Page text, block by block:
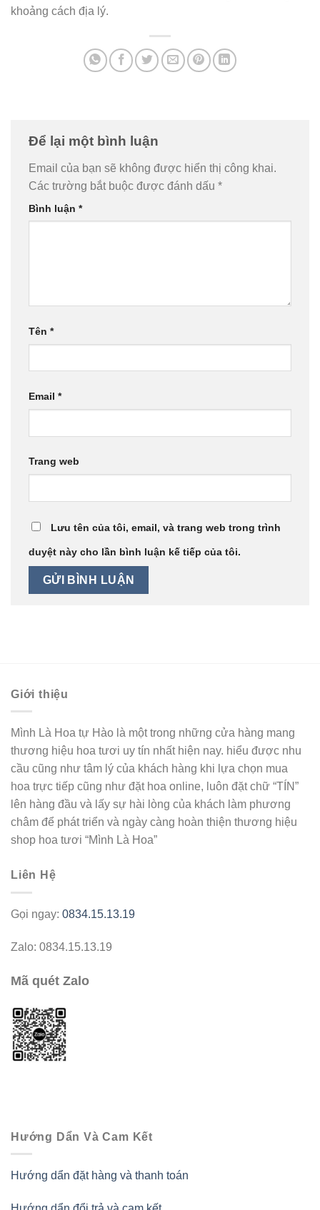
khoảng cách địa lý.
Để lại một bình luận
Email của bạn sẽ không được hiển thị công khai.
Các trường bắt buộc được đánh dấu *
Bình luận *
Tên *
Email *
Trang web
Lưu tên của tôi, email, và trang web trong trình
duyệt này cho lần bình luận kế tiếp của tôi.
Giới thiệu
Mình Là Hoa tự Hào là một trong những cửa hàng mang
thương hiệu hoa tươi uy tín nhất hiện nay. hiểu được nhu
cầu cũng như tâm lý của khách hàng khi lựa chọn mua
hoa trực tiếp cũng như đặt hoa online, luôn đặt chữ “TÍN”
lên hàng đầu và lấy sự hài lòng của khách làm phương
châm để phát triển và ngày càng hoàn thiện thương hiệu
shop hoa tươi “Mình Là Hoa”
Liên Hệ
Gọi ngay: 0834.15.13.19
Zalo: 0834.15.13.19
Mã quét Zalo
Hướng Dẩn Và Cam Kết
Hướng dẩn đặt hàng và thanh toán